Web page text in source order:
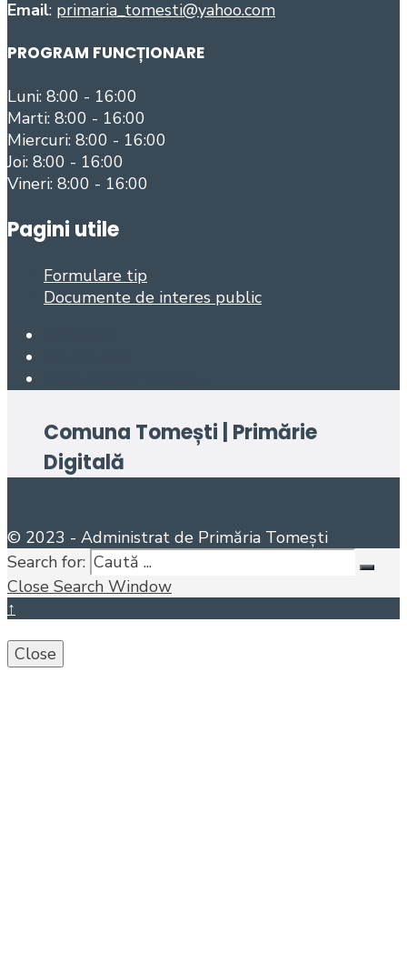
Email: primaria_tomesti@yahoo.com
PROGRAM FUNCȚIONARE
Luni: 8:00 - 16:00
Marti: 8:00 - 16:00
Miercuri: 8:00 - 16:00
Joi: 8:00 - 16:00
Vineri: 8:00 - 16:00
Pagini utile
Formulare tip
Documente de interes public
Comuna Tomești | Primărie
Digitală
© 2023 - Administrat de Primăria Tomești
Search for:
Close Search Window
↑
Close